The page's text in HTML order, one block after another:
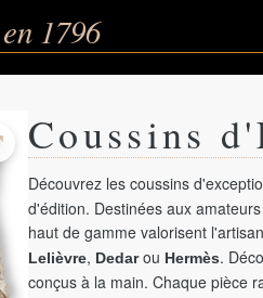
1796
Coussins
Découvrez les coussins
d'édition. Destinées aux
haut de gamme valorisent
Lelièvre, Dedarou Hermès.
conçus à la main. Chaque pièce